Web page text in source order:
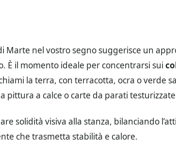
Marte nel vostro segno suggerisce un
È il momento ideale per concentrarsi sui
la terra, con terracotta, ocra o verde
pittura a calce o carte da parati
solidità visiva alla stanza, bilanciando
che trasmetta stabilità e calore.